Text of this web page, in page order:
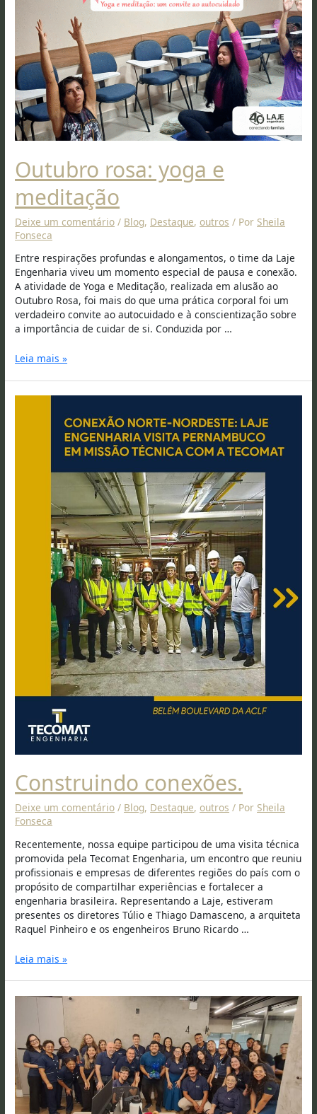
Outubro rosa: yoga e
meditação
Deixe um comentário / Blog, Destaque,outros / Por Sheila
Fonseca
Entre respirações profundas e alongamentos, o time da Laje
Engenharia viveu um momento especial de pausa e conexão.
A atividade de Yoga e Meditação, realizada em alusão ao
Outubro Rosa, foi mais do que uma prática corporal foi um
verdadeiro convite ao autocuidado e à conscientização sobre
a importância de cuidar de si. Conduzida por …
Leia mais »
Construindo conexões.
Deixe um comentário / Blog, Destaque,outros / Por Sheila
Fonseca
Recentemente, nossa equipe participou de uma visita técnica
promovida pela Tecomat Engenharia, um encontro que reuniu
profissionais e empresas de diferentes regiões do país com o
propósito de compartilhar experiências e fortalecer a
engenharia brasileira. Representando a Laje, estiveram
presentes os diretores Túlio e Thiago Damasceno, a arquiteta
Raquel Pinheiro e os engenheiros Bruno Ricardo …
Leia mais »